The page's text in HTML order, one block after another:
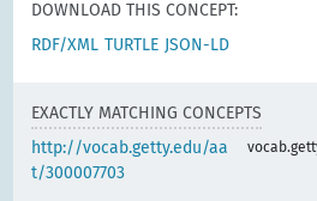
DOWNLOAD THIS CONCEPT:
RDF/XML TURTLE JSON-LD
EXACTLY MATCHING CONCEPTS
http://vocab.getty.edu/aa
t/300007703